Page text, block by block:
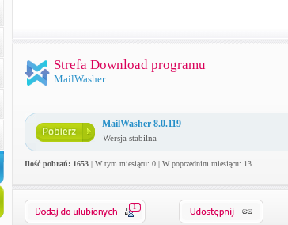
Strefa Download programu
MailWasher
MailWasher 8.0.119
Wersja stabilna
Ilość pobrań: 1653| W tym miesiącu: 0 | W poprzednim miesiącu: 13
1